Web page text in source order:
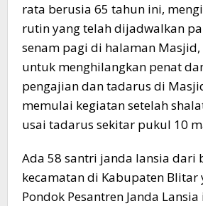
rata berusia 65 tahun ini,
rutin yang telah dijadwalkan
senam pagi di halaman
untuk menghilangkan penat
pengajian dan tadarus di
memulai kegiatan setelah
usai tadarus sekitar pukul 10
Ada 58 santri janda lansia dari
kecamatan di Kabupaten Blitar
Pondok Pesantren Janda